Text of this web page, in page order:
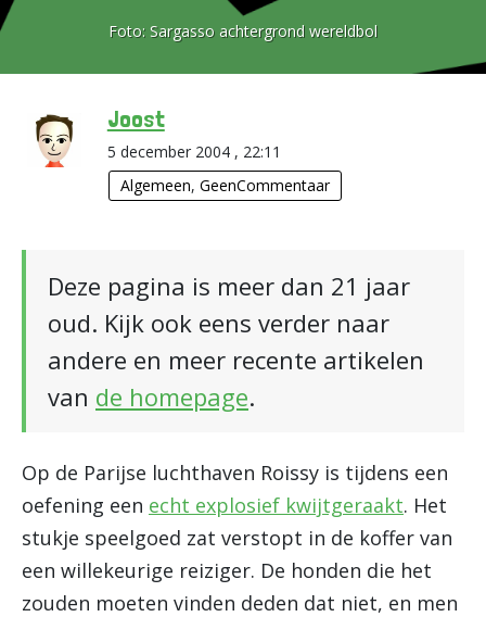
Foto: Sargasso achtergrond wereldbol
Joost
5 december 2004 , 22:11
Algemeen, GeenCommentaar
Deze pagina is meer dan 21 jaar
oud. Kijk ook eens verder naar
andere en meer recente artikelen
van de homepage.
Op de Parijse luchthaven Roissy is tijdens een
oefening een echt explosief kwijtgeraakt. Het
stukje speelgoed zat verstopt in de koffer van
een willekeurige reiziger. De honden die het
zouden moeten vinden deden dat niet, en men